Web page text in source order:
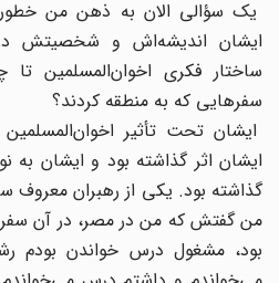
یک سؤالی الان به ذهن من خطور
ایشان اندیشه‌اش و شخصیتش در
ساختار فکری اخوان‌المسلمین تا
سفرهایی که به منطقه کردند؟
ایشان تحت تأثیر اخوان‌المسلمین
ایشان اثر گذاشته بود و ایشان به
گذاشته بود. یکی از رهبران معروف
من گفتش که من در مصر، در آن
بود، مشغول درس خواندن بودم